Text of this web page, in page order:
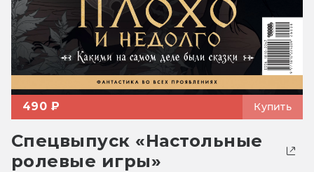
490 ₽ Купить
Спецвыпуск «Настольные
ролевые игры»